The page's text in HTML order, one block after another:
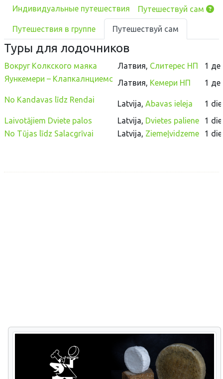
Индивидуальные путешествия
Путешествия в группе Путешествуй сам
Путешествуй сам
Туры для лодочников
Вокруг Колкского маяка Латвия, Слитерес НП 1
Яункемери – Клапкалнциемс Латвия, Кемери НП 1
No Kandavas līdz Rendai
Latvija, Abavas ieleja
1
Laivotājiem Dviete palos
Latvija, Dvietes paliene
1
No Tūjas līdz Salacgrīvai
Latvija, Ziemeļvidzeme 1